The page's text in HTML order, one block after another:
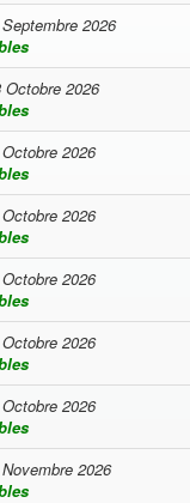
2026
Octobre 2026
2026
2026
2026
2026
2026
2026